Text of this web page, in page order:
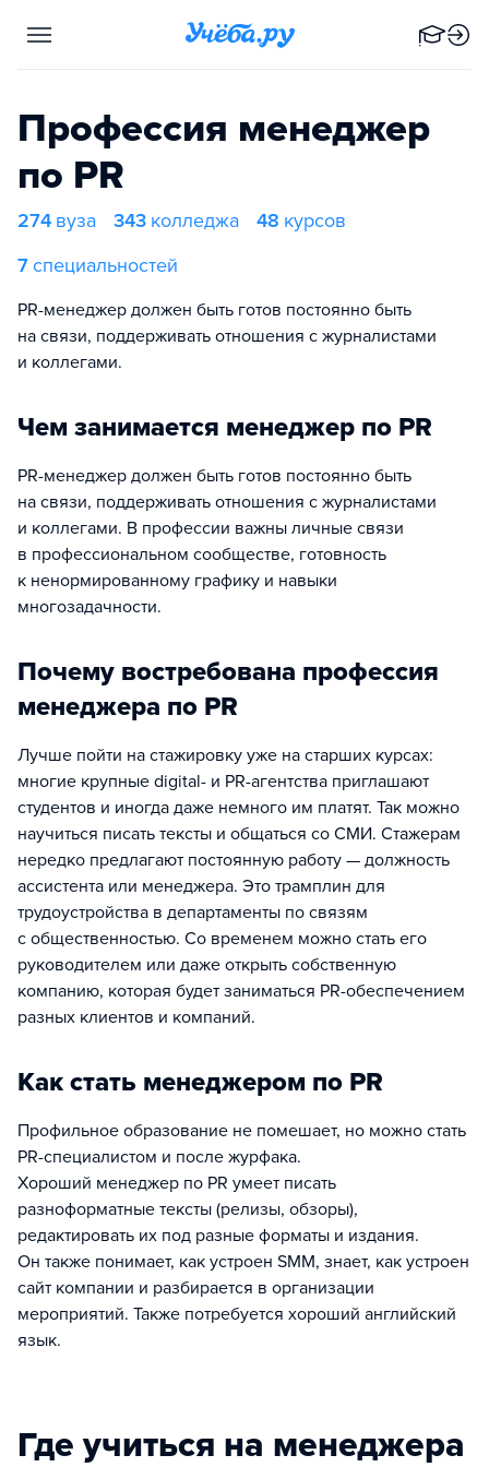
Профессия менеджер
по PR
274 вуза 343 колледжа 48 курсов
7специальностей
PR-менеджер должен быть готов постоянно быть
на связи, поддерживать отношения с журналистами
и коллегами.
Чем занимается менеджер по PR
PR-менеджер должен быть готов постоянно быть
на связи, поддерживать отношения с журналистами
и коллегами. В профессии важны личные связи
в профессиональном сообществе, готовность
к ненормированному графику и навыки
многозадачности.
Почему востребована профессия
менеджера по PR
Лучше пойти на стажировку уже на старших курсах:
многие крупные digital- и PR-агентства приглашают
студентов и иногда даже немного им платят. Так можно
научиться писать тексты и общаться со СМИ. Стажерам
нередко предлагают постоянную работу — должность
ассистента или менеджера. Это трамплин для
трудоустройства в департаменты по связям
с общественностью. Со временем можно стать его
руководителем или даже открыть собственную
компанию, которая будет заниматься PR-обеспечением
разных клиентов и компаний.
Как стать менеджером по PR
Профильное образование не помешает, но можно стать
PR-специалистом и после журфака.
Хороший менеджер по PR умеет писать
разноформатные тексты (релизы, обзоры),
редактировать их под разные форматы и издания.
Он также понимает, как устроен SMM, знает, как устроен
сайт компании и разбирается в организации
мероприятий. Также потребуется хороший английский
язык.
Где учиться на менеджера